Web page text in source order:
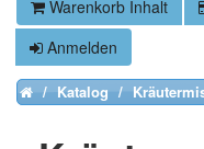
Warenkorb Inhalt
Anmelden
HomeKatalog